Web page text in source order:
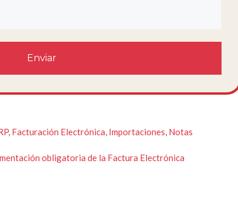
, Facturación Electrónica, Importaciones, Notas
obligatoria de la Factura Electrónica